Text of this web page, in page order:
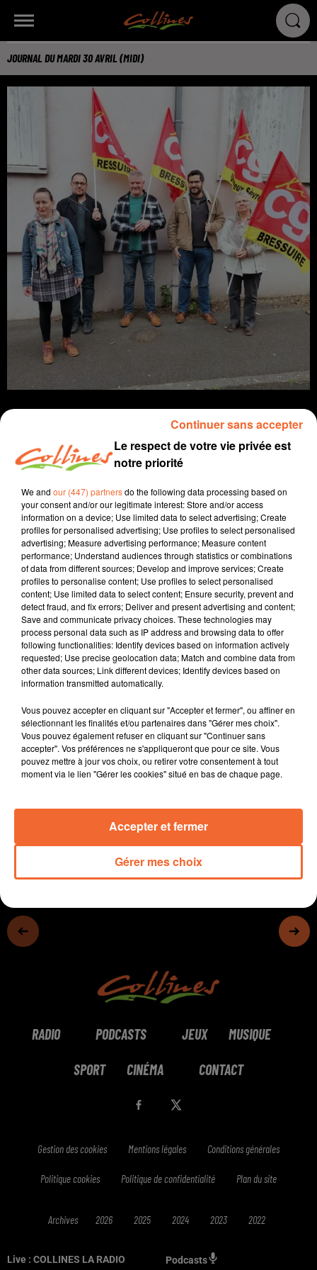
Live : COLLINES LA RADIO Podcasts
JOURNAL DU MARDI 30 AVRIL (MIDI)
info
30 avril 2024 - 11 min 44 sec
JOURNAL DU MARDI 30 AVRIL (MIDI)
Fabien Gazeau
L'info près de chez vous
Présenté par Fabien Gazeau
- La nouvelle sous-préfète de Bressuire a pris ses
fonctions hier, nous ferons connaissance avec Hélène
Simon
- Les salariés appelés à se mobiliser demain pour le 1er
Mai à Bressuire (photo)
Centre-Ville
- Le salon de peinture débute demain au Chateau de
Bressuire, avec plus de 160 oeuvres et 90 artistes.
- En basket, Cholet reçoit Dijon, victoire impérative pour
RADIO PODCASTS JEUX MUSIQUE
SPORT CINÉMA CONTACT
Gestion des cookies Mentions légales Conditions générales
Politique cookies Politique de confidentialité Plan du site
Archives 2026 2025 2024 2023 2022
Le respect de votre vie privée est
notre priorité
We and our (447) partnersdo the following data processing based on
your consent and/or our legitimate interest: Store and/or access
information on a device; Use limited data to select advertising; Create
profiles for personalised advertising; Use profiles to select personalised
advertising; Measure advertising performance; Measure content
performance; Understand audiences through statistics or combinations
of data from different sources; Develop and improve services; Create
profiles to personalise content; Use profiles to select personalised
content; Use limited data to select content; Ensure security, prevent and
detect fraud, and fix errors; Deliver and present advertising and content;
Save and communicate privacy choices. These technologies may
process personal data such as IP address and browsing data to offer
following functionalities: Identify devices based on information actively
requested; Use precise geolocation data; Match and combine data from
other data sources; Link different devices; Identify devices based on
information transmitted automatically.
Vous pouvez accepter en cliquant sur "Accepter et fermer", ou affiner en
sélectionnant les finalités et/ou partenaires dans "Gérer mes choix".
Vous pouvez également refuser en cliquant sur "Continuer sans
accepter". Vos préférences ne s'appliqueront que pour ce site. Vous
pouvez mettre à jour vos choix, ou retirer votre consentement à tout
moment via le lien "Gérer les cookies" situé en bas de chaque page.
Gérer mes choix
Accepter et fermer
Continuer sans accepter